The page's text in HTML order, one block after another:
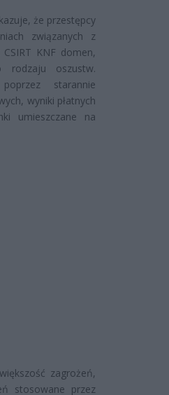
że przestępcy
związanych z
KNF domen,
rodzaju oszustw.
starannie
wyniki płatnych
umieszczane na
zagrożeń,
stosowane przez